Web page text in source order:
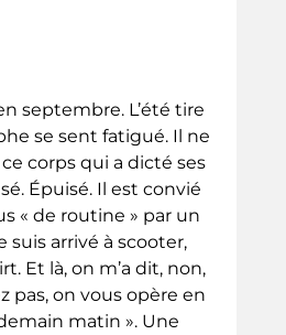
septembre. L’été tire
se sent fatigué. Il ne
corps qui a dicté ses
Épuisé. Il est convié
« de routine » par un
suis arrivé à scooter,
Et là, on m’a dit, non,
pas, on vous opère en
matin ». Une